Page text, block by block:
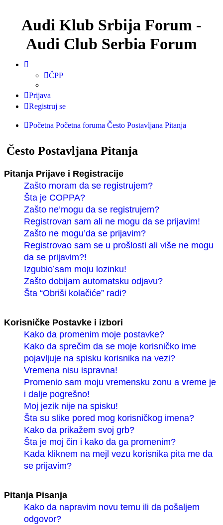
Audi Klub Srbija Forum -
Audi Club Serbia Forum
ČPP
Prijava
Registruj se
Početna Početna foruma Često Postavljana Pitanja
Često Postavljana Pitanja
Pitanja Prijave i Registracije
Zašto moram da se registrujem?
Šta je COPPA?
Zašto ne’mogu da se registrujem?
Registrovan sam ali ne mogu da se prijavim!
Zašto ne mogu’da se prijavim?
Registrovao sam se u prošlosti ali više ne mogu
da se prijavim?!
Izgubio’sam moju lozinku!
Zašto dobijam automatsku odjavu?
Šta “Obriši kolačiće” radi?
Korisničke Postavke i izbori
Kako da promenim moje postavke?
Kako da sprečim da se moje korisničko ime
pojavljuje na spisku korisnika na vezi?
Vremena nisu ispravna!
Promenio sam moju vremensku zonu a vreme je
i dalje pogrešno!
Moj jezik nije na spisku!
Šta su slike pored mog korisničkog imena?
Kako da prikažem svoj grb?
Šta je moj čin i kako da ga promenim?
Kada kliknem na mejl vezu korisnika pita me da
se prijavim?
Pitanja Pisanja
Kako da napravim novu temu ili da pošaljem
odgovor?